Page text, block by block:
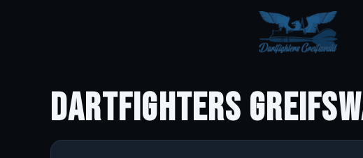
DARTFIGHTERS